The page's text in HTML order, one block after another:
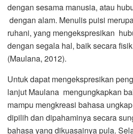
dengan sesama manusia, atau
dengan alam. Menulis puisi
ruhani, yang mengekspresikan
dengan segala hal, baik secara
(Maulana, 2012).
Untuk dapat mengekspresikan
lanjut Maulana mengungkapkan
mampu mengkreasi bahasa
dipilih dan dipahaminya secara
bahasa yang dikuasainya pula.